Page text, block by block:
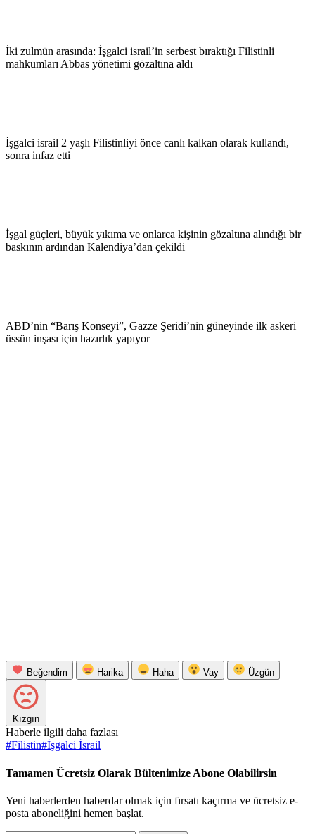
İki zulmün arasında: İşgalci israil’in serbest bıraktığı Filistinli
mahkumları Abbas yönetimi gözaltına aldı
İşgalci israil 2 yaşlı Filistinliyi önce canlı kalkan olarak kullandı,
sonra infaz etti
İşgal güçleri, büyük yıkıma ve onlarca kişinin gözaltına alındığı bir
baskının ardından Kalendiya’dan çekildi
ABD’nin “Barış Konseyi”, Gazze Şeridi’nin güneyinde ilk askeri
üssün inşası için hazırlık yapıyor
Beğendim Harika Haha Vay Üzgün
Kızgın
Haberle ilgili daha fazlası
#Filistin#İşgalci İsrail
Tamamen Ücretsiz Olarak Bültenimize Abone Olabilirsin
Yeni haberlerden haberdar olmak için fırsatı kaçırma ve ücretsiz e-
posta aboneliğini hemen başlat.